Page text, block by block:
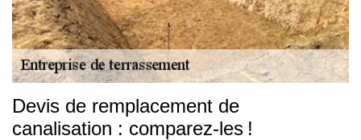
Devis de remplacement de
canalisation : comparez-les !